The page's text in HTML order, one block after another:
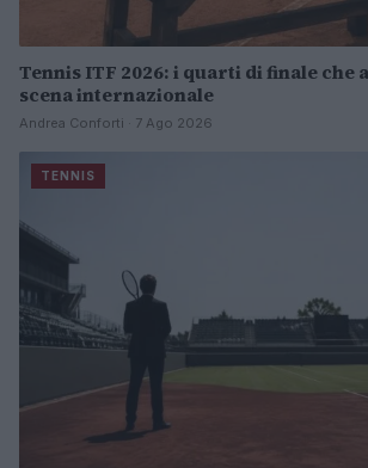
Tennis ITF 2026: i quarti di finale che
scena internazionale
Andrea Conforti · 7 Ago 2026
TENNIS